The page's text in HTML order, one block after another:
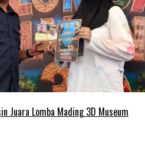
Juara Lomba Mading 3D Museum